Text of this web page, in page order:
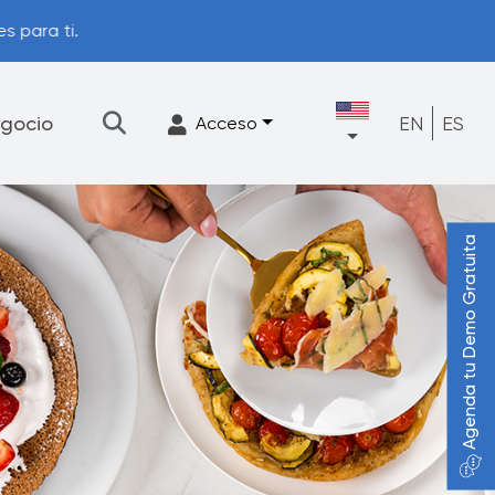
para ti.
★ Filtración Accesorios
FrescaFlow Apoyo
Programa de actualización
Acceso EN ES
Agenda tu Demo Gratuita